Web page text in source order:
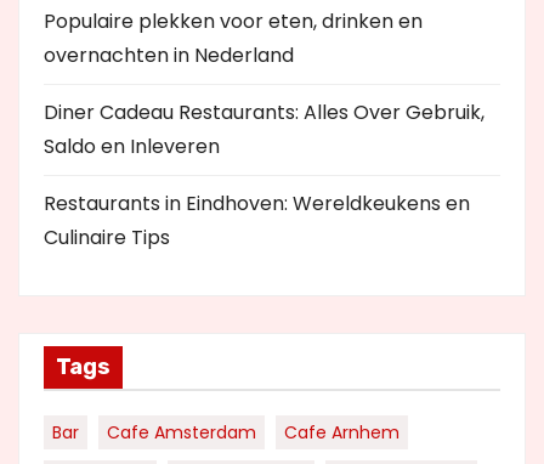
Populaire plekken voor eten, drinken en
overnachten in Nederland
Diner Cadeau Restaurants: Alles Over Gebruik,
Saldo en Inleveren
Restaurants in Eindhoven: Wereldkeukens en
Culinaire Tips
Tags
Bar Cafe Amsterdam
Cafe Arnhem